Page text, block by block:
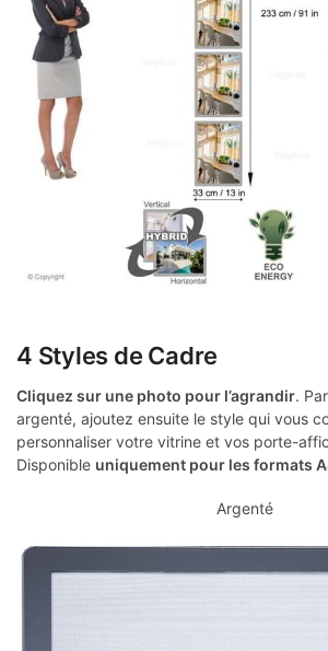
4 Styles de Cadre
Cliquez sur une photo pour l’agrandir.
argenté, ajoutez ensuite le style qui vous
personnaliser votre vitrine et vos porte-
Disponible uniquement pour les formats
Argenté